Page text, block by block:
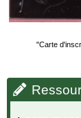
"Carte